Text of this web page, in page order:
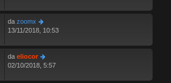
da zoomx
13/11/2018, 10:53
da eliocor
02/10/2018, 5:57